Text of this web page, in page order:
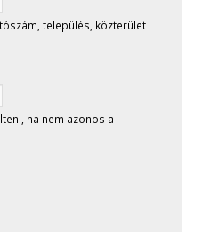
település, közterület
ha nem azonos a